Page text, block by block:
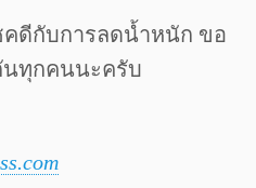
ดีกับการลดน้ำหนัก ขอ
นทุกคนนะครับ